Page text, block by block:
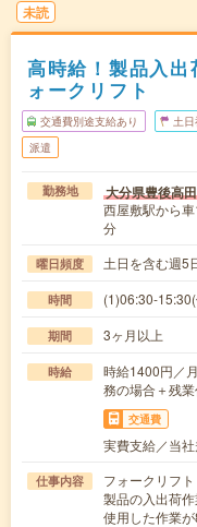
未読
高時給！製品入
ォークリフト
交通費別途支給あり 土
派遣
勤務地 大分県豊後高
西屋敷駅から
分
曜日頻度 土日を含む週5
時間 (1)06:30-
期間 3ヶ月以上
時給
時給1400円／
務の場合＋残
交通費
実費支給／当
仕事内容
フォークリフト
製品の入出荷
使用した作業